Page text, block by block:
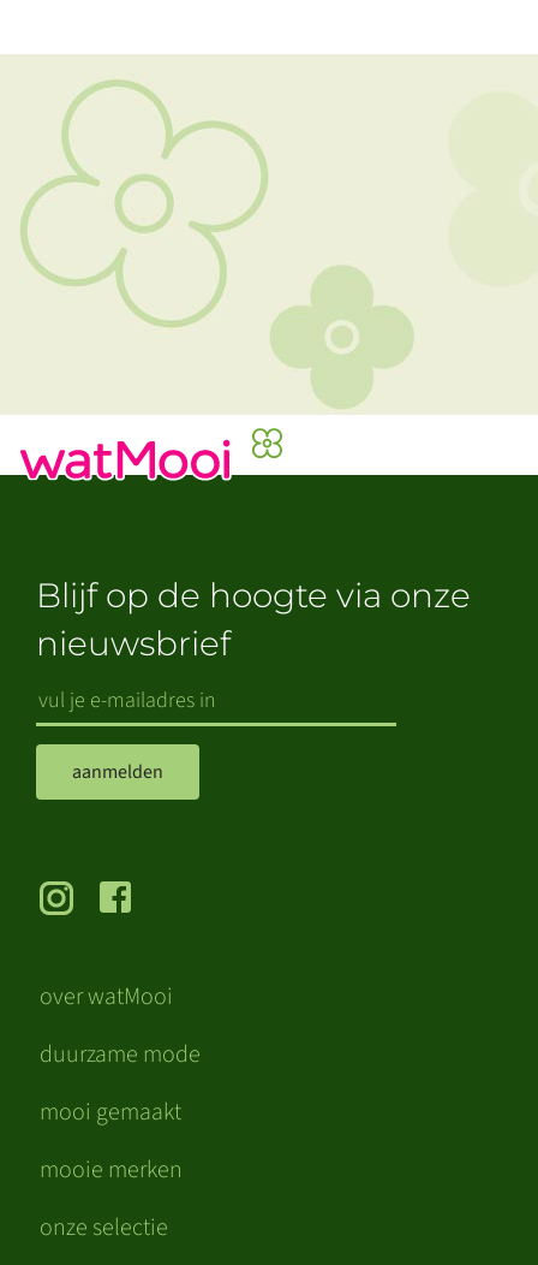
over watMooi
duurzame mode
mooi gemaakt
mooie merken
onze selectie
Blijf op de hoogte via onze
nieuwsbrief
aanmelden